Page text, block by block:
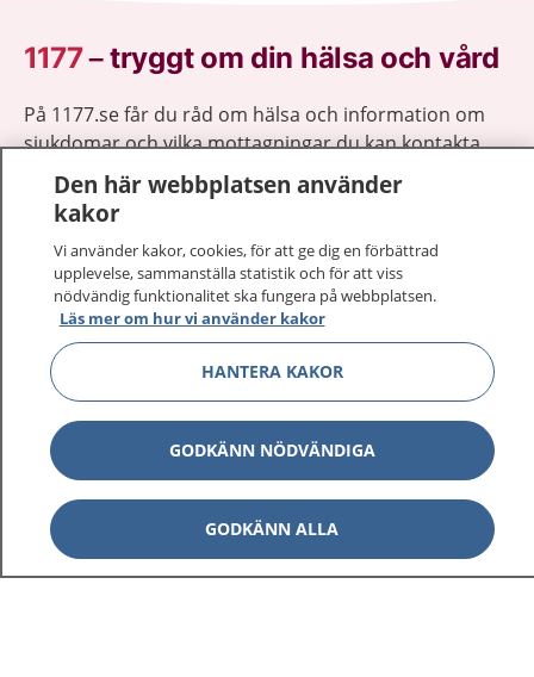
1177–tryggt om din hälsa och vård
På 1177.se får du råd om hälsa och information om
sjukdomar och vilka mottagningar du kan kontakta.
Logga in för att läsa din journal och göra dina
vårdärenden. Ring telefonnummer 1177 för
sjukvårdsrådgivning dygnet runt.
1177 ger dig råd när du vill må bättre.
1177 på flera språk Visa
Om 1177 Visa
Kontakt Visa
Den här webbplatsen använder
kakor
Vi använder kakor, cookies, för att ge dig en förbättrad
upplevelse, sammanställa statistik och för att viss
nödvändig funktionalitet ska fungera på webbplatsen.
Läs mer om hur vi använder kakor
HANTERA KAKOR
GODKÄNN NÖDVÄNDIGA
GODKÄNN ALLA